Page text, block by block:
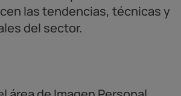
las tendencias, técnicas y
del sector.